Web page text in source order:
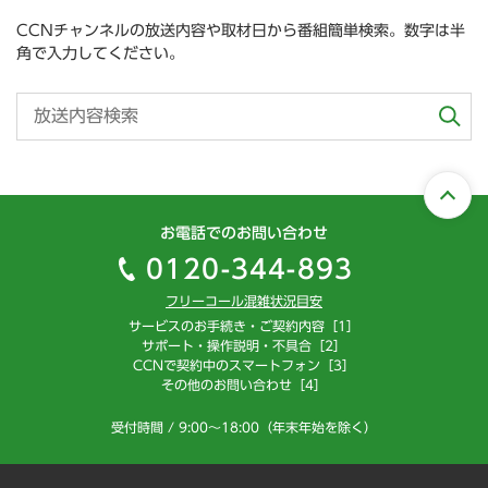
CCNチャンネルの放送内容や取材日から番組簡単検索。数字は半
角で入力してください。
お電話でのお問い合わせ
0120-344-893
フリーコール混雑状況目安
サービスのお手続き・ご契約内容［1］
サポート・操作説明・不具合［2］
CCNで契約中のスマートフォン［3］
その他のお問い合わせ［4］
受付時間 / 9:00～18:00（年末年始を除く）